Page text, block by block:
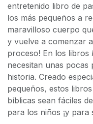
entretenido libro de
los más pequeños a
maravilloso cuerpo
y vuelve a comenzar
proceso! En los libros
necesitan unas
historia. Creado
pequeños, estos
bíblicas sean fáciles
para los niños ¡y para